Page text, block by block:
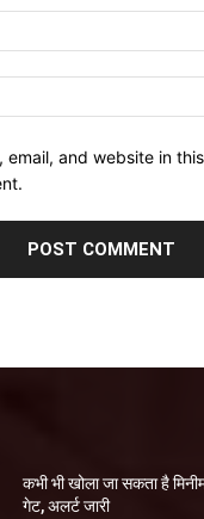
email, and website in
कभी भी खोला जा सकता है
गेट, अलर्ट जारी